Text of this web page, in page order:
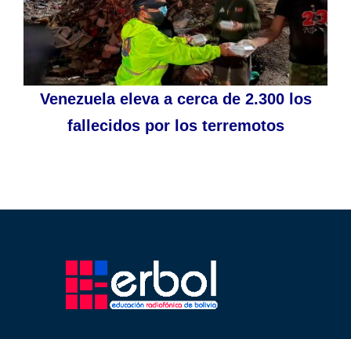
Venezuela eleva a cerca de 2.300 los
fallecidos por los terremotos